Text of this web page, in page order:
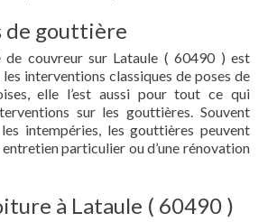
de gouttière
de couvreur sur Lataule ( 60490 ) est
interventions classiques de poses de
elle l’est aussi pour tout ce qui
sur les gouttières. Souvent
intempéries, les gouttières peuvent
entretien particulier ou d’une rénovation
à Lataule ( 60490 )